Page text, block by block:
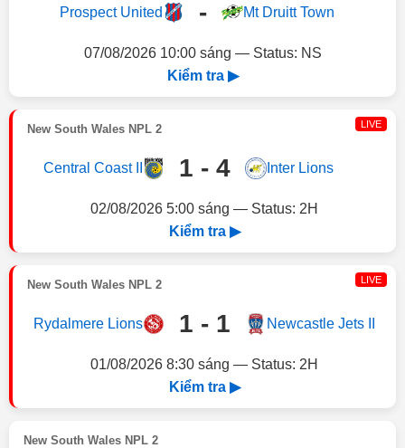
Prospect United - Mt Druitt Town
07/08/2026 10:00 sáng — Status: NS
Kiểm tra ▶
New South Wales NPL 2 LIVE
Central Coast II 1 - 4 Inter Lions
02/08/2026 5:00 sáng — Status: 2H
Kiểm tra ▶
New South Wales NPL 2 LIVE
Rydalmere Lions 1 - 1 Newcastle Jets II
01/08/2026 8:30 sáng — Status: 2H
Kiểm tra ▶
New South Wales NPL 2